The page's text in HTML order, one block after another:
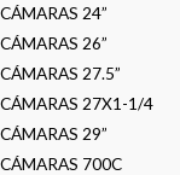
CÁMARAS 24”
CÁMARAS 26”
CÁMARAS 27.5”
CÁMARAS 27X1-1/4
CÁMARAS 29”
CÁMARAS 700C